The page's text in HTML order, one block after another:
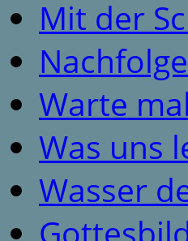
Mit der
Warte
Was uns
Wasser